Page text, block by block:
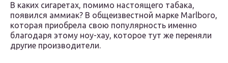
В каких сигаретах, помимо настоящего табака,
появился аммиак? В общеизвестной марке Marlboro,
которая приобрела свою популярность именно
благодаря этому ноу-хау, которое тут же переняли
другие производители.